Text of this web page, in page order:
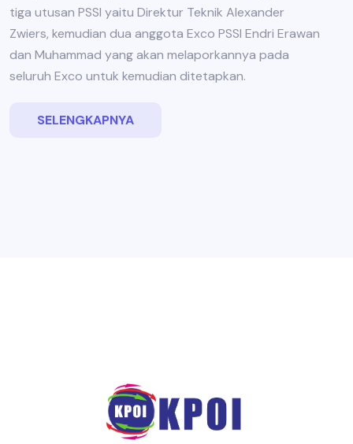
tiga utusan PSSI yaitu Direktur Teknik Alexander
Zwiers, kemudian dua anggota Exco PSSI Endri Erawan
dan Muhammad yang akan melaporkannya pada
seluruh Exco untuk kemudian ditetapkan.
SELENGKAPNYA